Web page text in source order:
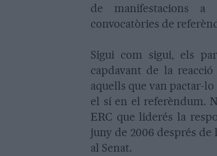
de manifestacions
convocatòries de
Sigui com sigui, els
capdavant de la
aquells que van pactar-
el sí en el referèndum.
ERC que liderés la
juny de 2006 després
al Senat.